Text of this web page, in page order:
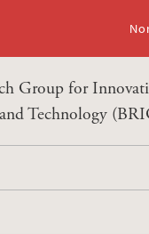
Group for
and Technology